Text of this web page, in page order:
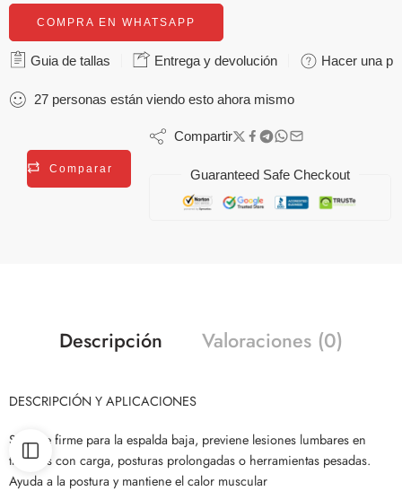
COMPRA EN WHATSAPP
Guia de tallas Entrega y devolución Hacer una
27 personas están viendo esto ahora mismo
Comparar
Compartir
Guaranteed Safe Checkout
Descripción Valoraciones (0)
DESCRIPCIÓN Y APLICACIONES
Soporte firme para la espalda baja, previene lesiones lumbares en
trabajos con carga, posturas prolongadas o herramientas pesadas.
Ayuda a la postura y mantiene el calor muscular